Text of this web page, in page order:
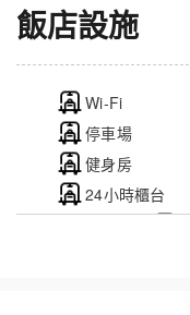
飯店設施
Wi-Fi
停車場
健身房
24小時櫃台